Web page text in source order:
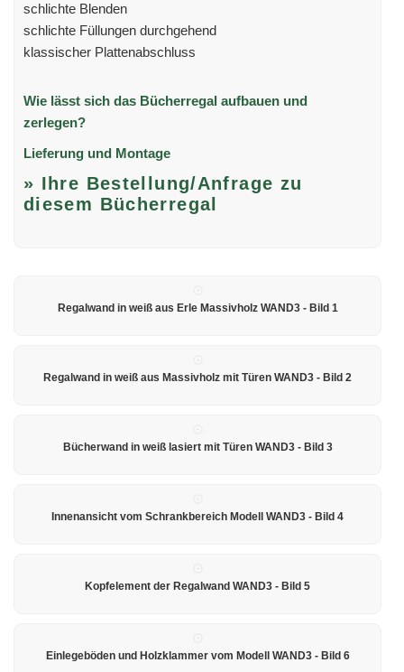
schlichte Blenden
schlichte Füllungen durchgehend
klassischer Plattenabschluss
Wie lässt sich das Bücherregal aufbauen und
zerlegen?
Lieferung und Montage
» Ihre Bestellung/Anfrage zu
diesem Bücherregal
Regalwand in weiß aus Erle Massivholz WAND3 - Bild 1
Regalwand in weiß aus Massivholz mit Türen WAND3 - Bild 2
Bücherwand in weiß lasiert mit Türen WAND3 - Bild 3
Innenansicht vom Schrankbereich Modell WAND3 - Bild 4
Kopfelement der Regalwand WAND3 - Bild 5
Einlegeböden und Holzklammer vom Modell WAND3 - Bild 6